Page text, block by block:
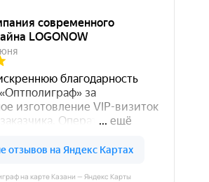
на карте Казани — Яндекс Карты